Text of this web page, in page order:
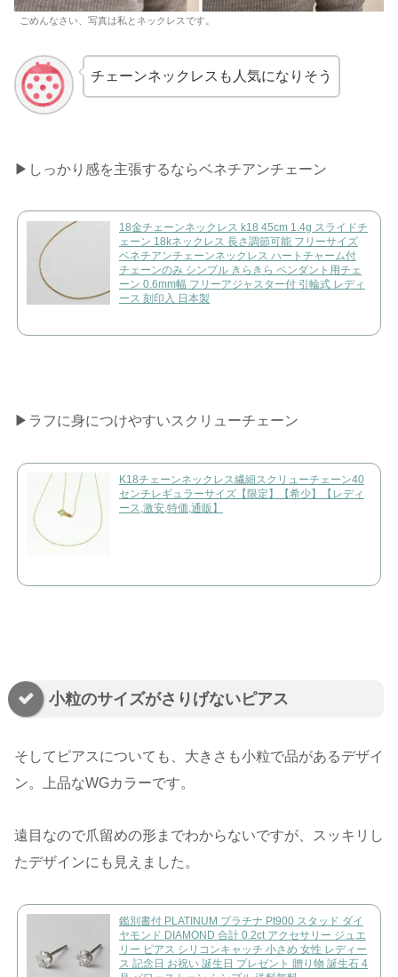
ごめんなさい、写真は私とネックレスです。
チェーンネックレスも人気になりそう
▶︎しっかり感を主張するならベネチアンチェーン
18金チェーンネックレス k18 45cm 1.4g スライドチ
ェーン 18kネックレス 長さ調節可能 フリーサイズ
ベネチアンチェーンネックレス ハートチャーム付
チェーンのみ シンプル きらきら ペンダント用チェ
ーン 0.6mm幅 フリーアジャスター付 引輪式 レディ
ース 刻印入 日本製
▶︎ラフに身につけやすいスクリューチェーン
K18チェーンネックレス繊細スクリューチェーン40
センチレギュラーサイズ【限定】【希少】【レディ
ース,激安,特価,通販】
小粒のサイズがさりげないピアス
そしてピアスについても、大きさも小粒で品があるデザイ
ン。上品なWGカラーです。
遠目なので爪留めの形までわからないですが、スッキリし
たデザインにも見えました。
鑑別書付 PLATINUM プラチナ Pt900 スタッド ダイ
ヤモンド DIAMOND 合計 0.2ct アクセサリー ジュエ
リー ピアス シリコンキャッチ 小さめ 女性 レディー
ス 記念日 お祝い 誕生日 プレゼント 贈り物 誕生石 4